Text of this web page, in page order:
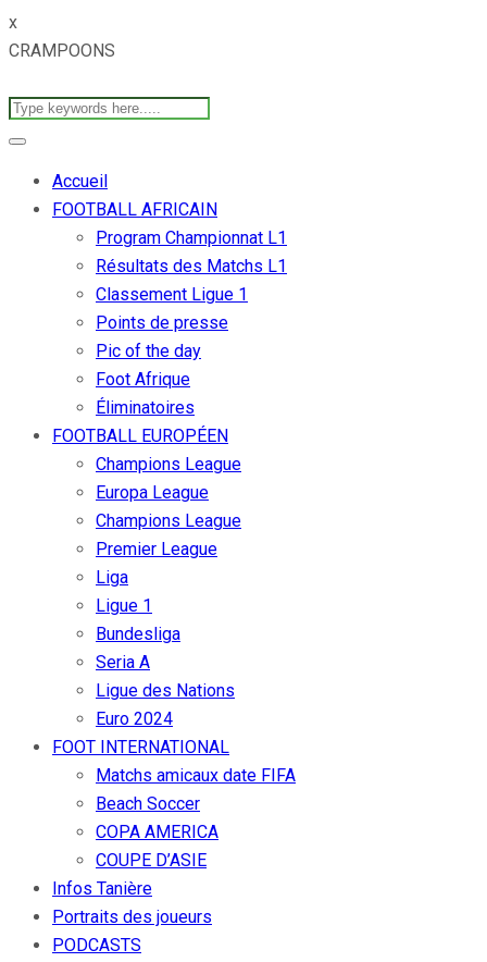
x
CRAMPOONS
Accueil
FOOTBALL AFRICAIN
Program Championnat L1
Résultats des Matchs L1
Classement Ligue 1
Points de presse
Pic of the day
Foot Afrique
Éliminatoires
FOOTBALL EUROPÉEN
Champions League
Europa League
Champions League
Premier League
Liga
Ligue 1
Bundesliga
Seria A
Ligue des Nations
Euro 2024
FOOT INTERNATIONAL
Matchs amicaux date FIFA
Beach Soccer
COPA AMERICA
COUPE D’ASIE
Infos Tanière
Portraits des joueurs
PODCASTS